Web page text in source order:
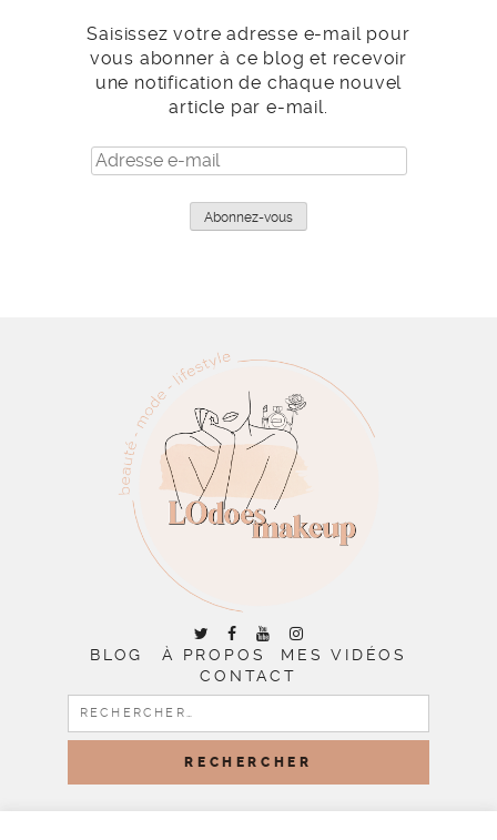
Saisissez votre adresse e-mail pour
vous abonner à ce blog et recevoir
une notification de chaque nouvel
article par e-mail.
Adresse
e-
Abonnez-vous
BLOG À PROPOS
MES VIDÉOS
CONTACT
RECHERCHER :